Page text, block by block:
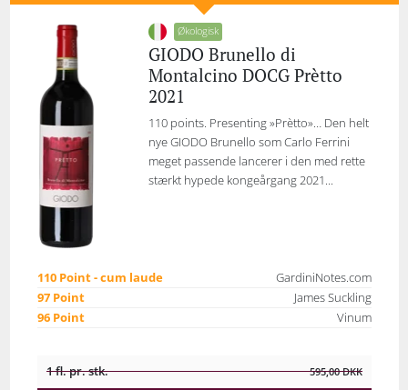
Økologisk
GIODO Brunello di
Montalcino DOCG Prètto
2021
110 points. Presenting »Prètto»… Den helt
nye GIODO Brunello som Carlo Ferrini
meget passende lancerer i den med rette
stærkt hypede kongeårgang 2021...
110 Point - cum laude
GardiniNotes.com
97 Point
James Suckling
96 Point
Vinum
1 fl. pr. stk. 595,00DKK